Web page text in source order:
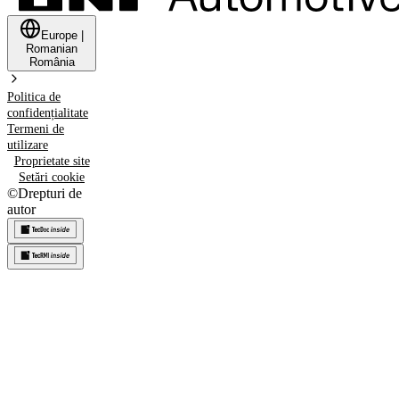
Europe
Romanian
România
Politica de
confidențialitate
Termeni de
utilizare
Proprietate site
Setări cookie
©Drepturi de
autor